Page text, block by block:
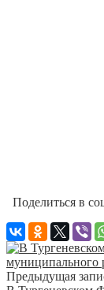
Поделиться в
Предыдущая